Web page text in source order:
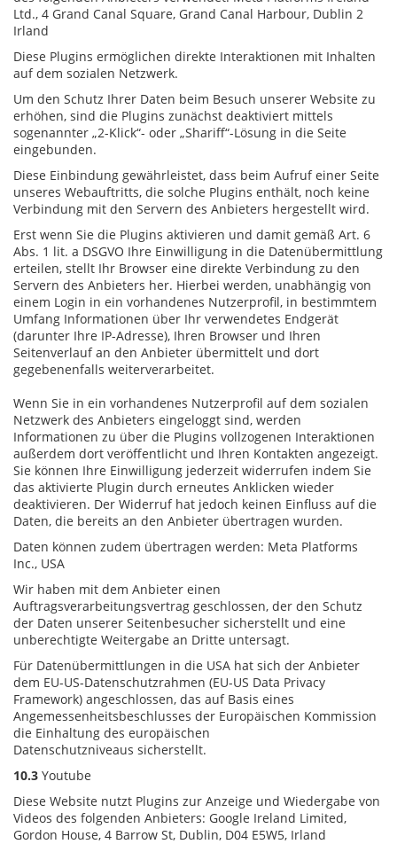
Ltd., 4 Grand Canal Square, Grand Canal Harbour, Dublin 2
Irland
Diese Plugins ermöglichen direkte Interaktionen mit Inhalten
auf dem sozialen Netzwerk.
Um den Schutz Ihrer Daten beim Besuch unserer Website zu
erhöhen, sind die Plugins zunächst deaktiviert mittels
sogenannter „2-Klick“- oder „Shariff“-Lösung in die Seite
eingebunden.
Diese Einbindung gewährleistet, dass beim Aufruf einer Seite
unseres Webauftritts, die solche Plugins enthält, noch keine
Verbindung mit den Servern des Anbieters hergestellt wird.
Erst wenn Sie die Plugins aktivieren und damit gemäß Art. 6
Abs. 1 lit. a DSGVO Ihre Einwilligung in die Datenübermittlung
erteilen, stellt Ihr Browser eine direkte Verbindung zu den
Servern des Anbieters her. Hierbei werden, unabhängig von
einem Login in ein vorhandenes Nutzerprofil, in bestimmtem
Umfang Informationen über Ihr verwendetes Endgerät
(darunter Ihre IP-Adresse), Ihren Browser und Ihren
Seitenverlauf an den Anbieter übermittelt und dort
gegebenenfalls weiterverarbeitet.
Wenn Sie in ein vorhandenes Nutzerprofil auf dem sozialen
Netzwerk des Anbieters eingeloggt sind, werden
Informationen zu über die Plugins vollzogenen Interaktionen
außerdem dort veröffentlicht und Ihren Kontakten angezeigt.
Sie können Ihre Einwilligung jederzeit widerrufen indem Sie
das aktivierte Plugin durch erneutes Anklicken wieder
deaktivieren. Der Widerruf hat jedoch keinen Einfluss auf die
Daten, die bereits an den Anbieter übertragen wurden.
Daten können zudem übertragen werden: Meta Platforms
Inc., USA
Wir haben mit dem Anbieter einen
Auftragsverarbeitungsvertrag geschlossen, der den Schutz
der Daten unserer Seitenbesucher sicherstellt und eine
unberechtigte Weitergabe an Dritte untersagt.
Für Datenübermittlungen in die USA hat sich der Anbieter
dem EU-US-Datenschutzrahmen (EU-US Data Privacy
Framework) angeschlossen, das auf Basis eines
Angemessenheitsbeschlusses der Europäischen Kommission
die Einhaltung des europäischen
Datenschutzniveaus sicherstellt.
10.3 Youtube
Diese Website nutzt Plugins zur Anzeige und Wiedergabe von
Videos des folgenden Anbieters: Google Ireland Limited,
Gordon House, 4 Barrow St, Dublin, D04 E5W5, Irland